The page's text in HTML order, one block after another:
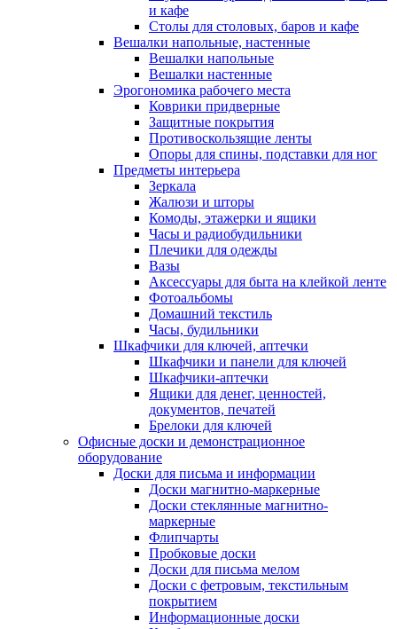
и кафе
Столы для столовых, баров и кафе
Вешалки напольные, настенные
Вешалки напольные
Вешалки настенные
Эрогономика рабочего места
Коврики придверные
Защитные покрытия
Противоскользящие ленты
Опоры для спины, подставки для ног
Предметы интерьера
Зеркала
Жалюзи и шторы
Комоды, этажерки и ящики
Часы и радиобудильники
Плечики для одежды
Вазы
Аксессуары для быта на клейкой ленте
Фотоальбомы
Домашний текстиль
Часы, будильники
Шкафчики для ключей, аптечки
Шкафчики и панели для ключей
Шкафчики-аптечки
Ящики для денег, ценностей,
документов, печатей
Брелоки для ключей
Офисные доски и демонстрационное
оборудование
Доски для письма и информации
Доски магнитно-маркерные
Доски стеклянные магнитно-
маркерные
Флипчарты
Пробковые доски
Доски для письма мелом
Доски с фетровым, текстильным
покрытием
Информационные доски